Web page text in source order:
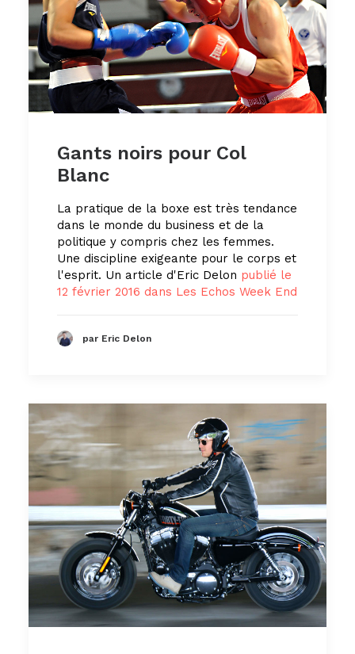
Gants noirs pour Col
Blanc
La pratique de la boxe est très tendance
dans le monde du business et de la
politique y compris chez les femmes.
Une discipline exigeante pour le corps et
l'esprit. Un article d'Eric Delon publié le
12 février 2016 dans Les Echos Week End
par Eric Delon